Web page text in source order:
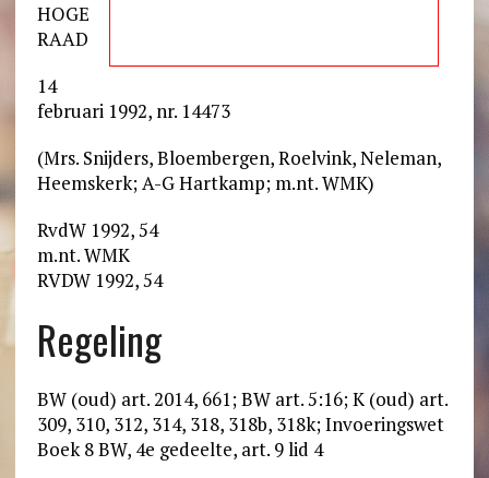
HOGE
RAAD
14
februari 1992, nr. 14473
(Mrs. Snijders, Bloembergen, Roelvink, Neleman,
Heemskerk; A-G Hartkamp; m.nt. WMK)
RvdW 1992, 54
m.nt. WMK
RVDW 1992, 54
Regeling
BW (oud) art. 2014, 661; BW art. 5:16; K (oud) art.
309, 310, 312, 314, 318, 318b, 318k; Invoeringswet
Boek 8 BW, 4e gedeelte, art. 9 lid 4